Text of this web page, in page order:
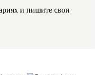
и пишите свои